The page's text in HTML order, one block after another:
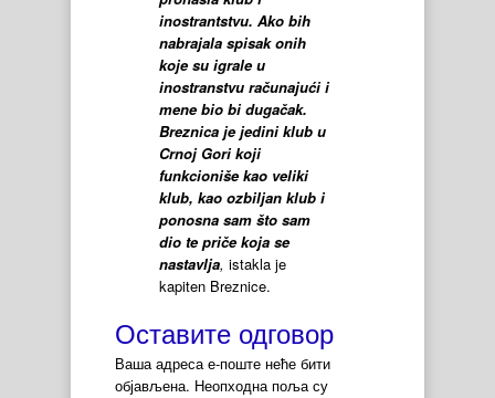
inostrantstvu. Ako bih
nabrajala spisak onih
koje su igrale u
inostranstvu računajući i
mene bio bi dugačak.
Breznica je jedini klub u
Crnoj Gori koji
funkcioniše kao veliki
klub, kao ozbiljan klub i
ponosna sam što sam
dio te priče koja se
nastavlja, istakla je
kapiten Breznice.
Оставите одговор
Ваша адреса е-поште неће бити
објављена. Неопходна поља су